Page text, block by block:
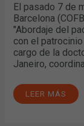
El pasado 7 de
Barcelona
"Abordaje del
con el
cargo de la
Janeiro,
LEER MÁS